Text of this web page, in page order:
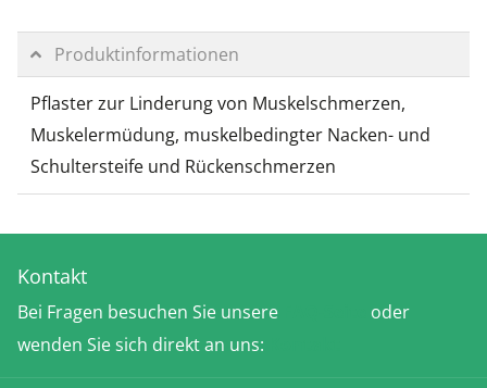
Produktinformationen
Pflaster zur Linderung von Muskelschmerzen,
Muskelermüdung, muskelbedingter Nacken- und
Schultersteife und Rückenschmerzen
Kontakt
Bei Fragen besuchen Sie unsere
oder
wenden Sie sich direkt an uns: